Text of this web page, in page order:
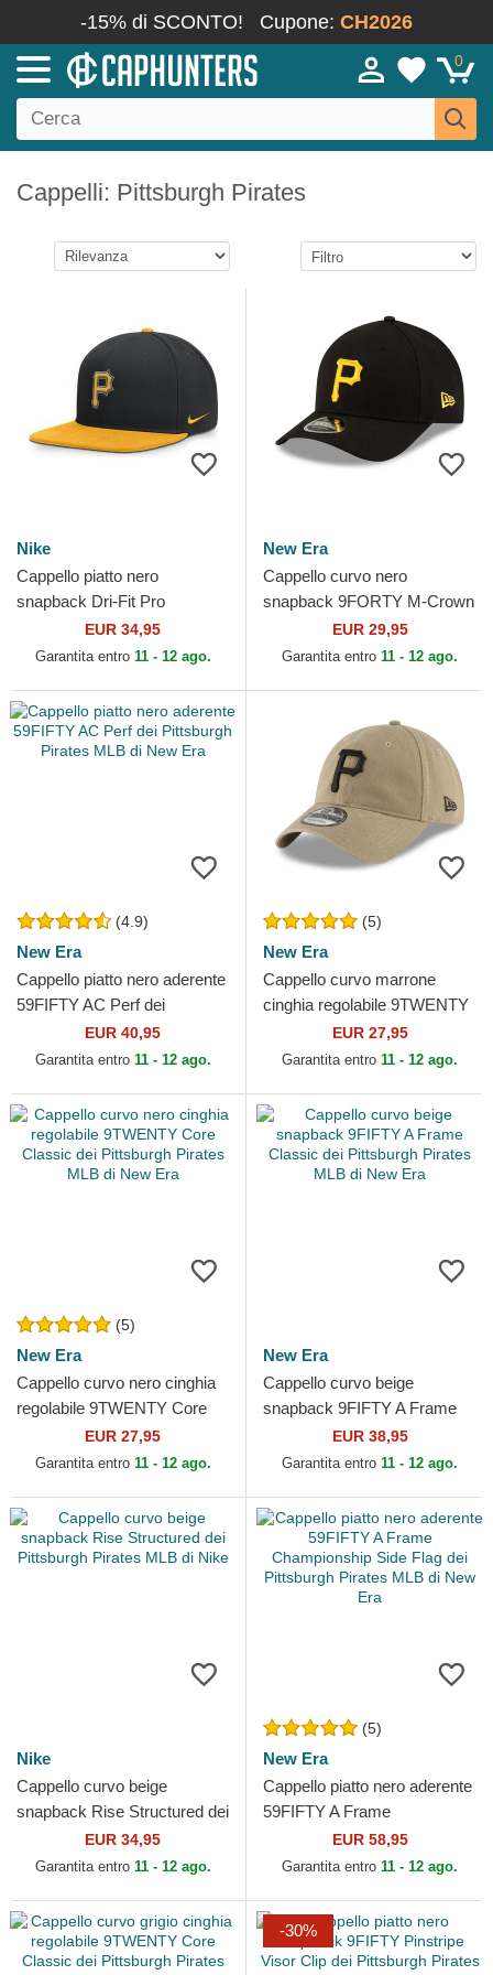
-15% di SCONTO! Cupone: CH2026
0
Cappelli: Pittsburgh Pirates
Nike
Cappello piatto nero
snapback Dri-Fit Pro
Structured Square Bill dei
Pittsburgh Pirates MLB di
EUR 34,95
Garantita entro 11 - 12 ago.
New Era
Cappello curvo nero
snapback 9FORTY M-Crown
Player Replica dei Pittsburgh
Pirates MLB di New Era
EUR 29,95
Garantita entro 11 - 12 ago.
(4.9)
New Era
Cappello piatto nero aderente
59FIFTY AC Perf dei
Pittsburgh Pirates MLB di
New Era
EUR 40,95
Garantita entro 11 - 12 ago.
(5)
New Era
Cappello curvo marrone
cinghia regolabile 9TWENTY
Core Classic dei Pittsburgh
Pirates MLB di New Era
EUR 27,95
Garantita entro 11 - 12 ago.
(5)
New Era
Cappello curvo nero cinghia
regolabile 9TWENTY Core
Classic dei Pittsburgh Pirates
MLB di New Era
EUR 27,95
Garantita entro 11 - 12 ago.
New Era
Cappello curvo beige
snapback 9FIFTY A Frame
Classic dei Pittsburgh Pirates
MLB di New Era
EUR 38,95
Garantita entro 11 - 12 ago.
Nike
Cappello curvo beige
snapback Rise Structured dei
Pittsburgh Pirates MLB di
Nike
EUR 34,95
Garantita entro 11 - 12 ago.
(5)
New Era
Cappello piatto nero aderente
59FIFTY A Frame
Championship Side Flag dei
Pittsburgh Pirates MLB...
EUR 58,95
Garantita entro 11 - 12 ago.
-30%